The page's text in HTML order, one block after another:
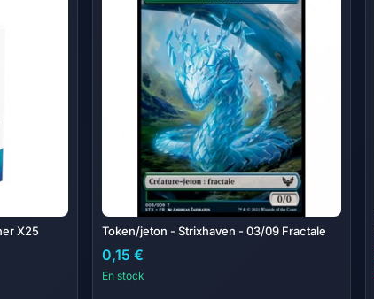
X25 Token/jeton - Strixhaven - 03/09 Fractale
0,15 €
En stock